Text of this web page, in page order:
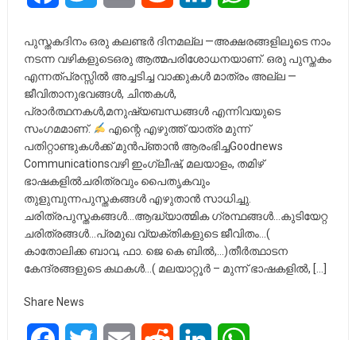
പുസ്തകദിനം ഒരു കലണ്ടർ ദിനമല്ല —അക്ഷരങ്ങളിലൂടെ നാം
നടന്ന വഴികളുടെഒരു ആത്മപരിശോധനയാണ്. ഒരു പുസ്തകം
എന്നത്പ്രസ്സിൽ അച്ചടിച്ച വാക്കുകൾ മാത്രം അല്ല —
ജീവിതാനുഭവങ്ങൾ, ചിന്തകൾ,
പ്രാർത്ഥനകൾ,മനുഷ്യബന്ധങ്ങൾ എന്നിവയുടെ
സംഗമമാണ്.
എന്റെ എഴുത്ത് യാത്ര മുന്ന്
പതിറ്റാണ്ടുകൾക്ക് മുൻപ്ഞാൻ ആരംഭിച്ചGoodnews
Communicationsവഴി ഇംഗ്ലീഷ്, മലയാളം, തമിഴ്
ഭാഷകളിൽചരിത്രവും പൈതൃകവും
തുളുമ്പുന്നപുസ്തകങ്ങൾ എഴുതാൻ സാധിച്ചു.
ചരിത്രപുസ്തകങ്ങൾ…ആദ്ധ്യാത്മിക ഗ്രന്ഥങ്ങൾ…കുടിയേറ്റ
ചരിത്രങ്ങൾ…പ്രമുഖ വ്യക്തികളുടെ ജീവിതം…(
കാതോലിക്ക ബാവ, ഫാ. ജെ കെ ബിൽ,…)തീർത്ഥാടന
കേന്ദ്രങ്ങളുടെ കഥകൾ…( മലയാറ്റൂർ – മുന്ന് ഭാഷകളിൽ, […]
Share News